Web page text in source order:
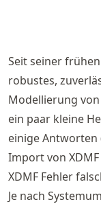
Seit seiner
robustes,
Modellierung
ein paar kleine
einige
Import von
XDMF Fehler
Je nach